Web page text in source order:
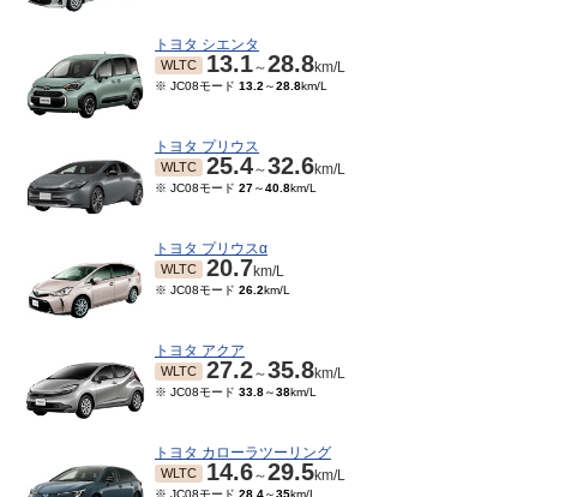
トヨタ シエンタ
WLTC 13.1～28.8km/L
※ JC08モード 13.2 ～28.8km/L
トヨタ プリウス
WLTC 25.4～32.6km/L
※ JC08モード 27～40.8km/L
トヨタ プリウスα
WLTC 20.7km/L
※ JC08モード 26.2km/L
トヨタ アクア
WLTC 27.2～35.8km/L
※ JC08モード 33.8～38km/L
トヨタ カローラツーリング
WLTC 14.6～29.5km/L
※ JC08モード 28.4～35km/L